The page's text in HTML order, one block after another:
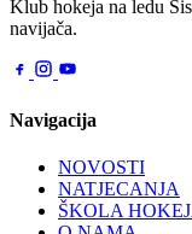
Klub hokeja na ledu
navijača.
Navigacija
NOVOSTI
NATJECANJA
ŠKOLA